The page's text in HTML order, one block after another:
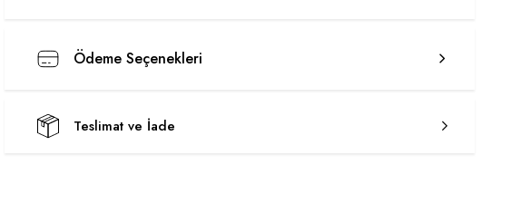
Ödeme Seçenekleri
Teslimat ve İade